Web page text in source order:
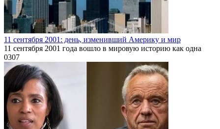
11 сентября 2001: день, изменивший Америку и мир
11 сентября 2001 года вошло в мировую историю как одна
0307